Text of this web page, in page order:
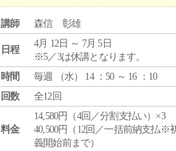
講師 森信 彰雄
日程
4月 12日 ～ 7月 5日
※5／3は休講となります。
時間
毎週 （水） 14 ：50 ～ 16 ：10
回数
全12回
料金
14,580円（4回／分割支払い）×3
40,500円（12回／一括前納支払※
義開始前まで）